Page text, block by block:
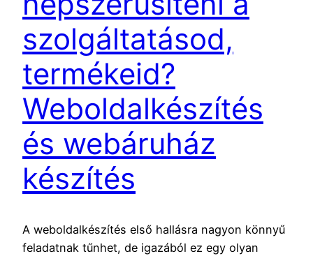
szolgáltatásod,
termékeid?
Weboldalkészítés
és webáruház
készítés
A weboldalkészítés első hallásra nagyon könnyű
feladatnak tűnhet, de igazából ez egy olyan